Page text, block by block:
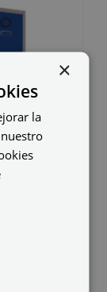
×
la